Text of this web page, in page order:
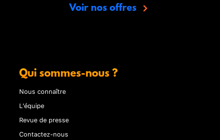
Voir nos offres
Qui sommes-nous ?
Nous connaître
L'équipe
Revue de presse
Contactez-nous